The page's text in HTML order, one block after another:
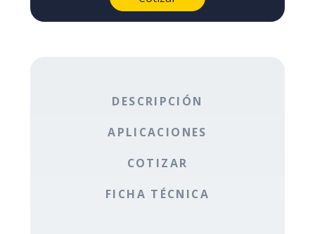
DESCRIPCIÓN
APLICACIONES
COTIZAR
FICHA TÉCNICA